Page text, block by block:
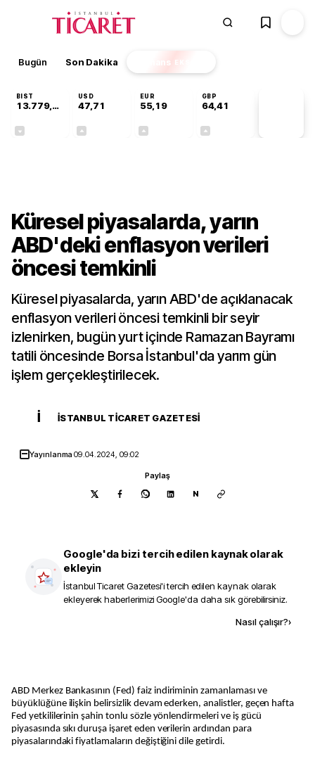
Bugün Son Dakika Finans EKSTRA
BIST
13.779,39
USD
47,71
EUR
55,19
GBP
64,41
Küresel piyasalarda, yarın
ABD'deki enflasyon verileri
öncesi temkinli
Küresel piyasalarda, yarın ABD'de açıklanacak
enflasyon verileri öncesi temkinli bir seyir
izlenirken, bugün yurt içinde Ramazan Bayramı
tatili öncesinde Borsa İstanbul'da yarım gün
işlem gerçekleştirilecek.
İ İSTANBUL TICARET GAZETESI
Yayınlanma09.04.2024, 09:02
Paylaş
N
Google'da bizi tercih edilen kaynak olarak
ekleyin
İstanbul Ticaret Gazetesi'i tercih edilen kaynak olarak
ekleyerek haberlerimizi Google'da daha sık görebilirsiniz.
Nasıl çalışır?›
ABD Merkez Bankasının (Fed) faiz indiriminin zamanlaması ve
büyüklüğüne ilişkin belirsizlik devam ederken, analistler, geçen hafta
Fed yetkililerinin şahin tonlu sözle yönlendirmeleri ve iş gücü
piyasasında sıkı duruşa işaret eden verilerin ardından para
piyasalarındaki fiyatlamaların değiştiğini dile getirdi.